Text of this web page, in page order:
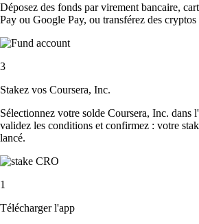
Déposez des fonds par virement bancaire,
Pay ou Google Pay, ou transférez des
3
Stakez vos Coursera, Inc.
Sélectionnez votre solde Coursera, Inc. dans
validez les conditions et confirmez : votre
lancé.
1
Télécharger l'app